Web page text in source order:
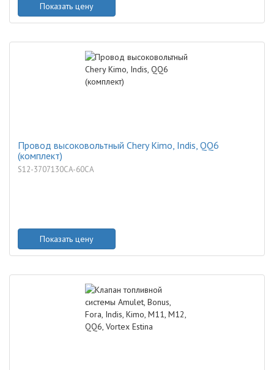
Показать цену
Провод высоковольтный Chery Kimo, Indis, QQ6
(комплект)
S12-3707130CA-60CA
Показать цену